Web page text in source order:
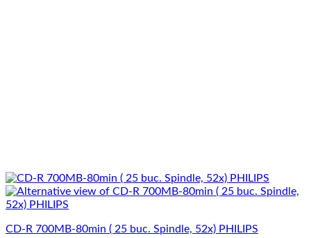
CD-R 700MB-80min ( 25 buc. Spindle, 52x) PHILIPS